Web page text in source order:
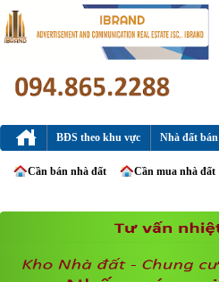
BĐS theo khu vực Nhà đất bán
Cần bán nhà đất Cần mua nhà đất